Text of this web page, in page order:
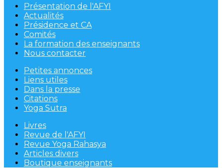
Présentation de l'AFYI
Actualités
Présidence et CA
Comités
La formation des enseignants
Nous contacter
Petites annonces
Liens utiles
Dans la presse
Citations
Yoga Sutra
Livres
Revue de l'AFYI
Revue Yoga Rahasya
Articles divers
Boutique enseignants